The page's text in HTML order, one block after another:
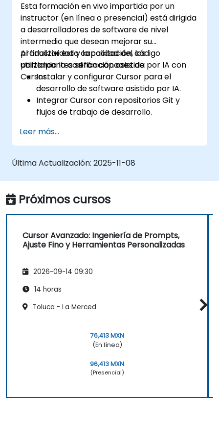
Esta formación en vivo impartida por un
instructor (en línea o presencial) está dirigida
a desarrolladores de software de nivel
intermedio que desean mejorar su
productividad y la calidad del código
utilizando la codificación asistida por IA con
Cursor.
Al finalizar esta capacitación, los
participantes serán capaces de:
Instalar y configurar Cursor para el
desarrollo de software asistido por IA.
Integrar Cursor con repositorios Git y
flujos de trabajo de desarrollo.
depurar y optimizar código.
Aprovechar las capacidades de IA para
refactorización, documentación y
Leer más...
Última Actualización: 2025-11-08
Próximos cursos
Cursor Avanzado: Ingeniería de Prompts,
Ajuste Fino y Herramientas Personalizadas
2026-09-14 09:30
14 horas
Toluca - La Merced
76,413 MXN
(En línea)
96,413 MXN
(Presencial)